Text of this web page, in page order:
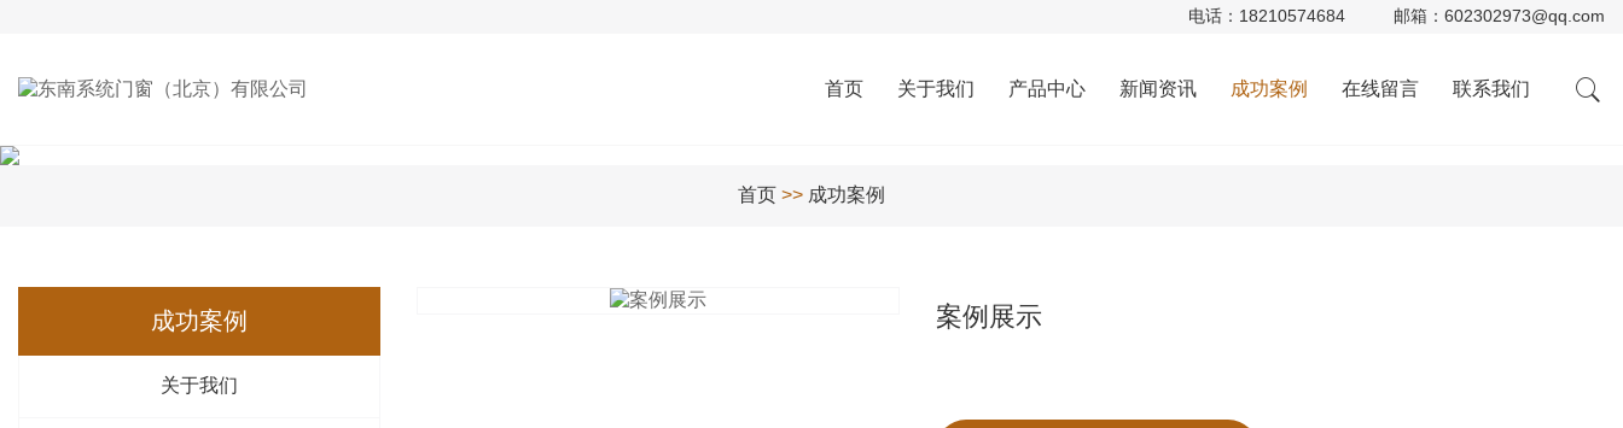
电话： 18210574684 邮箱： 602302973@qq.com
首页 关于我们 产品中心 新闻资讯 成功案例 在线留言 联系我们
首页 >> 成功案例
成功案例
关于我们
案例展示